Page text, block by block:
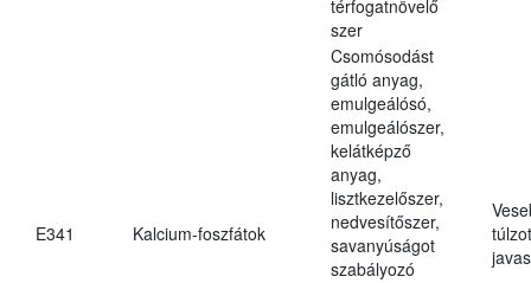
térfogatnövelő
szer
E341 Kalcium-foszfátok
Csomósodást
gátló anyag,
emulgeálósó,
emulgeálószer,
kelátképző
anyag,
lisztkezelőszer,
nedvesítőszer,
savanyúságot
szabályozó